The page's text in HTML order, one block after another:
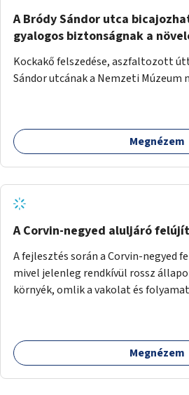
A Bródy Sándor utca
gyalogos biztonságnak a
Kockakő felszedése, aszfaltozott
Sándor utcának a Nemzeti Múzeum
Megnézem
A Corvin-negyed aluljáró
A fejlesztés során a Corvin-negyed
mivel jelenleg rendkívül rossz
környék, omlik a vakolat és
WC-t, valamint térfigyelő
biztonságos környezet
Megnézem